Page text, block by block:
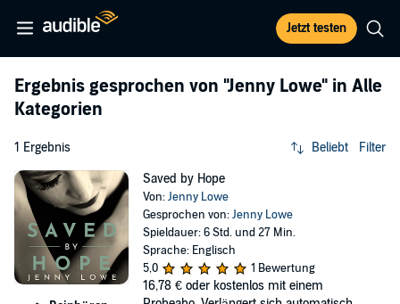
Jetzt testen
Ergebnis gesprochen von "Jenny Lowe" in Alle
Kategorien
1 Ergebnis Beliebt Filter
Saved by Hope
Von:Jenny Lowe
Gesprochen von:Jenny Lowe
Spieldauer: 6 Std. und 27 Min.
Sprache: Englisch
5,0
1 Bewertung
16,78 € oder kostenlos mit einem